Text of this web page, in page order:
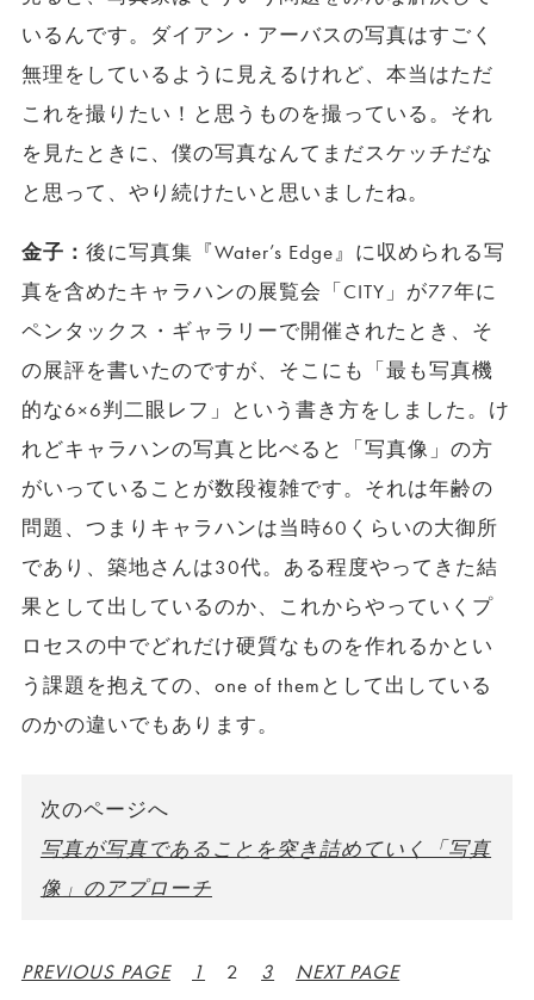
いるんです。ダイアン・アーバスの写真はすごく
無理をしているように見えるけれど、本当はただ
これを撮りたい！と思うものを撮っている。それ
を見たときに、僕の写真なんてまだスケッチだな
と思って、やり続けたいと思いましたね。
金子： 後に写真集『Water’s Edge』に収められる写
真を含めたキャラハンの展覧会「CITY」が77年に
ペンタックス・ギャラリーで開催されたとき、そ
の展評を書いたのですが、そこにも「最も写真機
的な6×6判二眼レフ」という書き方をしました。け
れどキャラハンの写真と比べると「写真像」の方
がいっていることが数段複雑です。それは年齢の
問題、つまりキャラハンは当時60くらいの大御所
であり、築地さんは30代。ある程度やってきた結
果として出しているのか、これからやっていくプ
ロセスの中でどれだけ硬質なものを作れるかとい
う課題を抱えての、one of themとして出している
のかの違いでもあります。
次のページへ
写真が写真であることを突き詰めていく「写真
像」のアプローチ
PREVIOUS PAGE 1 2 3 NEXT PAGE